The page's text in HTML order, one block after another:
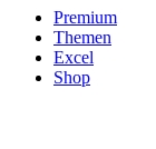
Premium
Themen
Excel
Shop